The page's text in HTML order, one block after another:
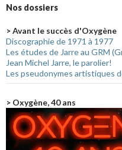
Nos dossiers
> Avant le succès d'Oxygène
Discographie de 1971 à 1977
Les études de Jarre au GRM
Jean Michel Jarre, le parolier!
Les pseudonymes artistiques
> Oxygène, 40 ans